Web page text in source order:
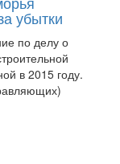
по делу о
в 2015 году.